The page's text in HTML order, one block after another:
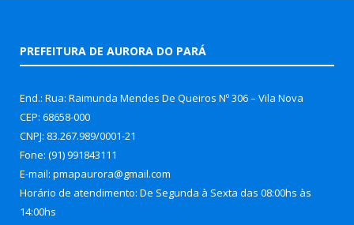
PREFEITURA DE AURORA DO PARÁ
End.: Rua: Raimunda Mendes De Queiros Nº 306 – Vila Nova
CEP: 68658-000
CNPJ: 83.267.989/0001-21
Fone: (91) 991843111
E-mail: pmapaurora@gmail.com
Horário de atendimento: De Segunda à Sexta das 08:00hs às
14:00hs